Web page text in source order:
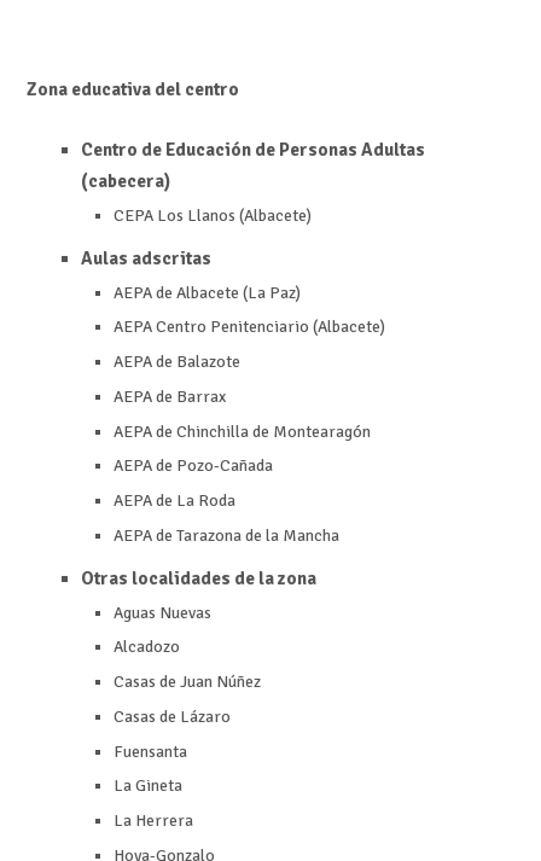
Zona educativa del centro
Centro de Educación de Personas Adultas
(cabecera)
CEPA Los Llanos (Albacete)
Aulas adscritas
AEPA de Albacete (La Paz)
AEPA Centro Penitenciario (Albacete)
AEPA de Balazote
AEPA de Barrax
AEPA de Chinchilla de Montearagón
AEPA de Pozo-Cañada
AEPA de La Roda
AEPA de Tarazona de la Mancha
Otras localidades de la zona
Aguas Nuevas
Alcadozo
Casas de Juan Núñez
Casas de Lázaro
Fuensanta
La Gineta
La Herrera
Hoya-Gonzalo